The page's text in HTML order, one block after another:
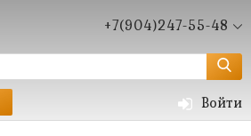
+7(904)247-55-48
Войти